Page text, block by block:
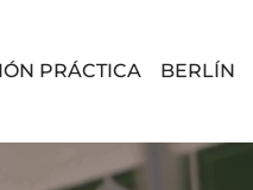
PRÁCTICA BERLÍN